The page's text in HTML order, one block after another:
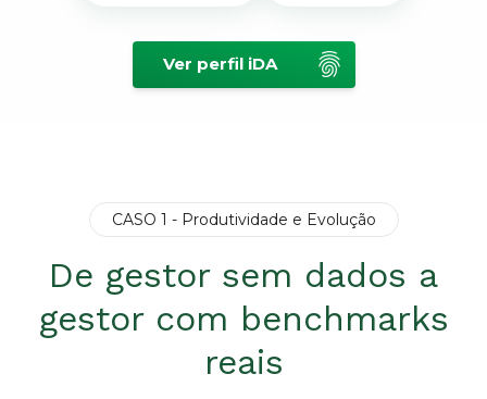
Ver perfil iDA
CASO 1 - Produtividade e Evolução
De gestor sem dados a
gestor com benchmarks
reais